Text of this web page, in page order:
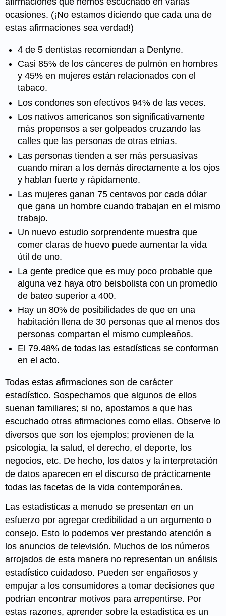
ocasiones. (¡No estamos diciendo que cada una de
estas afirmaciones sea verdad!)
4 de 5 dentistas recomiendan a Dentyne.
Casi 85% de los cánceres de pulmón en hombres
y 45% en mujeres están relacionados con el
tabaco.
Los condones son efectivos 94% de las veces.
Los nativos americanos son significativamente
más propensos a ser golpeados cruzando las
calles que las personas de otras etnias.
Las personas tienden a ser más persuasivas
cuando miran a los demás directamente a los ojos
y hablan fuerte y rápidamente.
Las mujeres ganan 75 centavos por cada dólar
que gana un hombre cuando trabajan en el mismo
trabajo.
Un nuevo estudio sorprendente muestra que
comer claras de huevo puede aumentar la vida
útil de uno.
La gente predice que es muy poco probable que
alguna vez haya otro beisbolista con un promedio
de bateo superior a 400.
Hay un 80% de posibilidades de que en una
habitación llena de 30 personas que al menos dos
personas compartan el mismo cumpleaños.
El 79.48% de todas las estadísticas se conforman
en el acto.
Todas estas afirmaciones son de carácter
estadístico. Sospechamos que algunos de ellos
suenan familiares; si no, apostamos a que has
escuchado otras afirmaciones como ellas. Observe lo
diversos que son los ejemplos; provienen de la
psicología, la salud, el derecho, el deporte, los
negocios, etc. De hecho, los datos y la interpretación
de datos aparecen en el discurso de prácticamente
todas las facetas de la vida contemporánea.
Las estadísticas a menudo se presentan en un
esfuerzo por agregar credibilidad a un argumento o
consejo. Esto lo podemos ver prestando atención a
los anuncios de televisión. Muchos de los números
arrojados de esta manera no representan un análisis
estadístico cuidadoso. Pueden ser engañosos y
empujar a los consumidores a tomar decisiones que
podrían encontrar motivos para arrepentirse. Por
estas razones, aprender sobre la estadística es un